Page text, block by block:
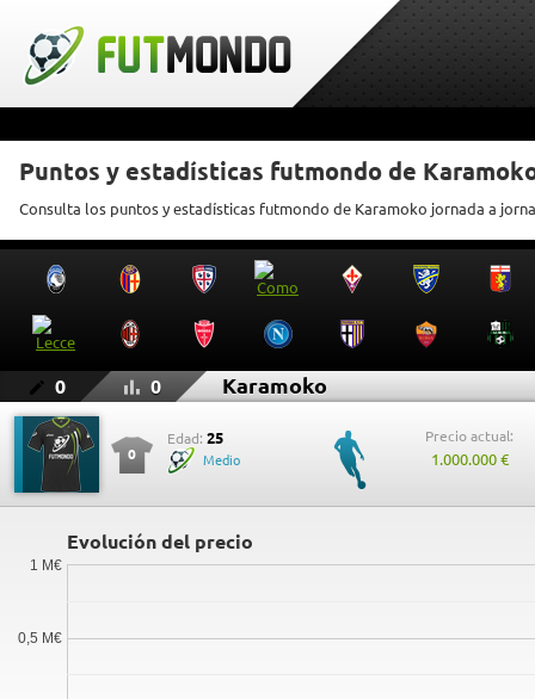
Puntos y estadísticas futmondo de
Consulta los puntos y estadísticas futmondo de Karamoko jornada a
0 0 Karamoko
0
Edad: 25
Medio
Precio actual:
1.000.000 €
Evolución del precio
0,5 M€
1 M€